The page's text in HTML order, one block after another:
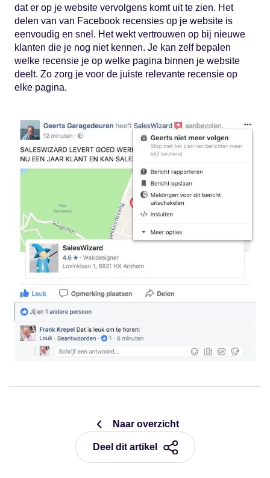
dat er op je website vervolgens komt uit te zien. Het
delen van van Facebook recensies op je website is
eenvoudig en snel. Het wekt vertrouwen op bij nieuwe
klanten die je nog niet kennen. Je kan zelf bepalen
welke recensie je op welke pagina binnen je website
deelt. Zo zorg je voor de juiste relevante recensie op
elke pagina.
Naar overzicht
Deel dit artikel